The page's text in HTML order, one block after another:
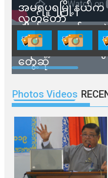
အမရပူရမြို့နယ်က
လွှတ်တော်
ကိုယ်စားလှယ်တွေ
နေအိမ်တွေဖျက်သိ
ခံရမယ့် ဒေသခံတွေ
တွေ့ဆုံ
Photos Videos